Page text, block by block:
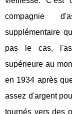
compagnie
supplémentaire
pas le cas,
supérieure au
en 1934 après
assez d'argent
tournés vers des